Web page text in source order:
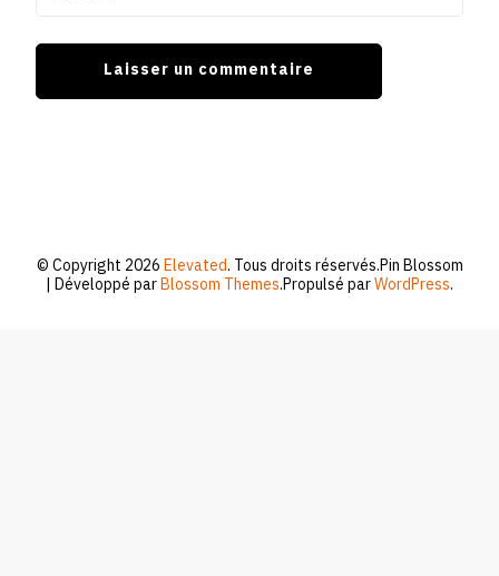
© Copyright 2026Elevated. Tous droits réservés.Pin Blossom
| Développé parBlossom Themes.Propulsé parWordPress.